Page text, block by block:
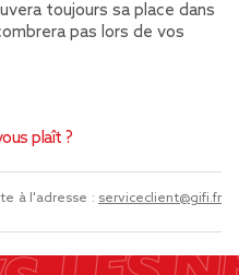
toujours sa place dans
pas lors de vos
plaît ?
à l'adresse : serviceclient@gifi.fr